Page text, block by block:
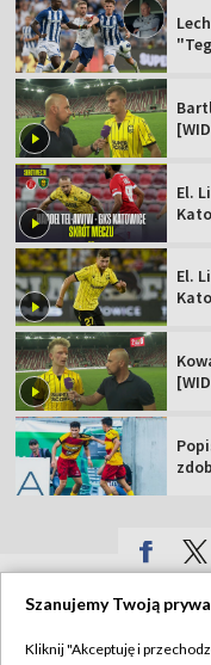
El.
El.
Szanujemy Twoją
Kliknij "Akceptuję i